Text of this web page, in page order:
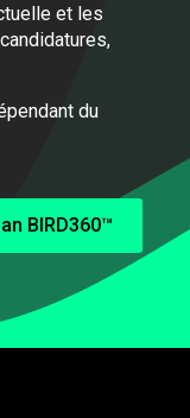
et les
du
BIRD360™